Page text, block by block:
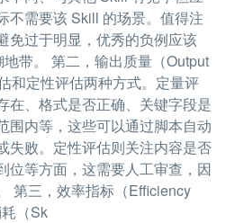
不需要该 Skill 的场景。值得注
免过于明显，优秀的负例应该
地带。 第二，输出质量（Output
和定性评估两种方式。定量评
在、格式是否正确、关键字段是
围内等，这些可以通过脚本自动
失败。定性评估则关注内容是否
位等方面，这需要人工审查，因
第三，效率指标（Efficiency
（Sk